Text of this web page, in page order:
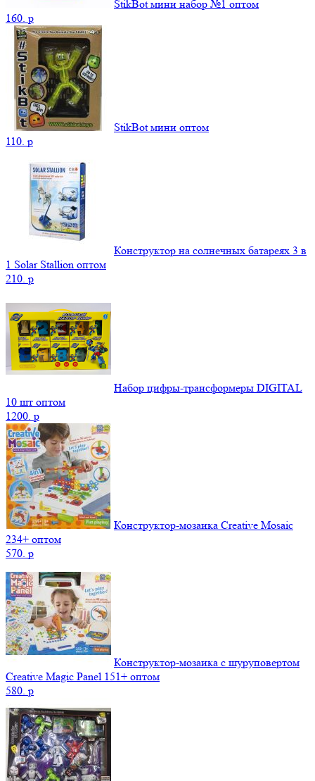
StikBot мини набор №1 оптом
160. p
StikBot мини оптом
110. p
Конструктор на солнечных батареях 3 в
1 Solar Stallion оптом
210. p
Набор цифры-трансформеры DIGITAL
10 шт оптом
1200. p
Конструктор-мозаика Creative Mosaic
234+ оптом
570. p
Конструктор-мозаика с шуруповертом
Creative Magic Panel 151+ оптом
580. p